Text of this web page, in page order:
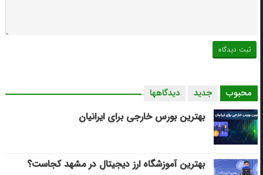
محبوب جدید دیدگاهها
بهترین بورس خارجی برای ایرانیان
بهترین آموزشگاه ارز دیجیتال در مشهد کجاست؟